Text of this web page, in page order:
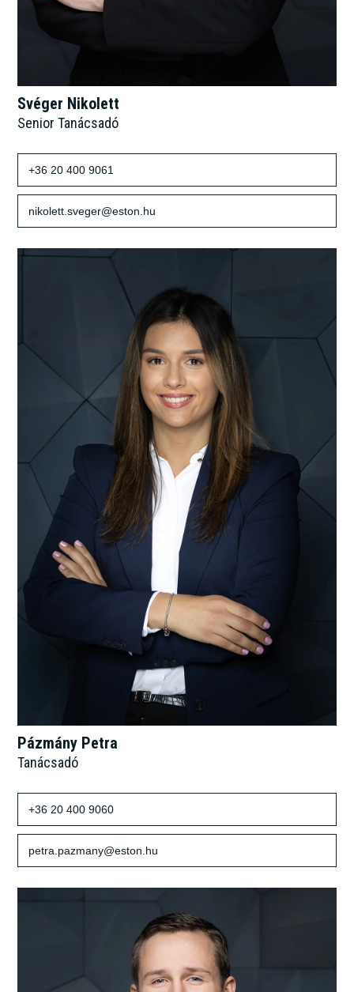
Svéger Nikolett
Senior Tanácsadó
+36 20 400 9061
nikolett.sveger@eston.hu
Pázmány Petra
Tanácsadó
+36 20 400 9060
petra.pazmany@eston.hu